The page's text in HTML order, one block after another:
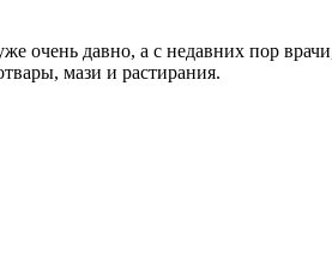
очень давно, а с недавних пор
мази и растирания.